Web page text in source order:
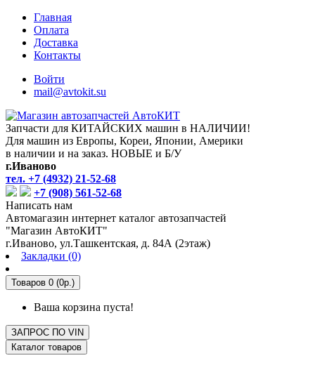
Главная
Оплата
Доставка
Контакты
Войти
mail@avtokit.su
Запчасти для КИТАЙСКИХ машин в НАЛИЧИИ!
Для машин из Европы, Кореи, Японии, Америки
в наличии и на заказ. НОВЫЕ и Б/У
г.Иваново
тел. +7 (4932) 21-52-68
+7 (908) 561-52-68
Написать нам
Автомагазин интернет каталог автозапчастей
"Магазин АвтоКИТ"
г.Иваново, ул.Ташкентская, д. 84А (2этаж)
Закладки (0)
Товаров 0 (0р.)
Ваша корзина пуста!
ЗАПРОС ПО VIN
Каталог товаров